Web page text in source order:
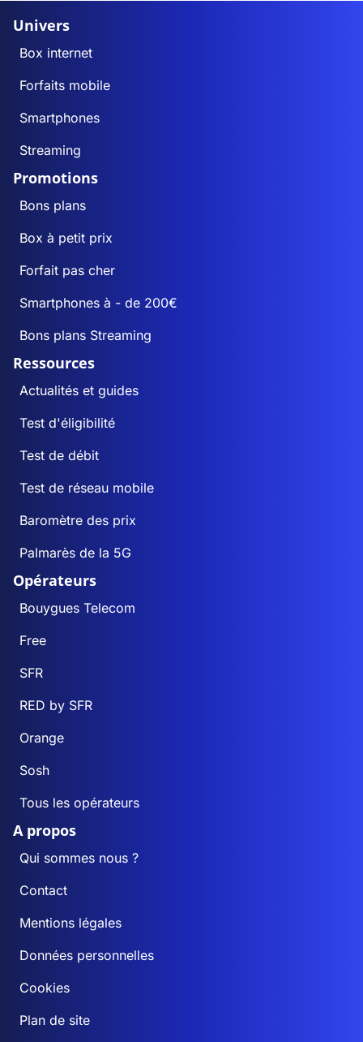
Univers
Box internet
Forfaits mobile
Smartphones
Streaming
Promotions
Bons plans
Box à petit prix
Forfait pas cher
Smartphones à - de 200€
Bons plans Streaming
Ressources
Actualités et guides
Test d'éligibilité
Test de débit
Test de réseau mobile
Baromètre des prix
Palmarès de la 5G
Opérateurs
Bouygues Telecom
Free
SFR
RED by SFR
Orange
Sosh
Tous les opérateurs
A propos
Qui sommes nous ?
Contact
Mentions légales
Données personnelles
Cookies
Plan de site